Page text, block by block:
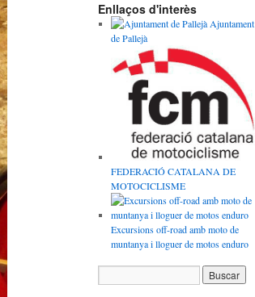
Enllaços d'interès
Ajuntament
de Pallejà
FEDERACIÓ CATALANA DE
MOTOCICLISME
Excursions off-road amb moto de
muntanya i lloguer de motos enduro